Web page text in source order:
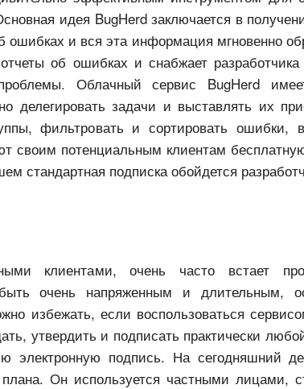
идея BugHerd заключается в
ошибках и вся эта информация мгновенно
об ошибках и снабжает
Облачный сервис BugHerd
задачи и выставлять их
фильтровать и сортировать ошибки,
своим потенциальным клиентам
стандартная подписка обойдется
клиентами, очень часто встает
очень напряженным и длительным,
избежать, если воспользоваться
утвердить и подписать практически
электронную подпись. На сегодняшний
Он используется частными лицами,